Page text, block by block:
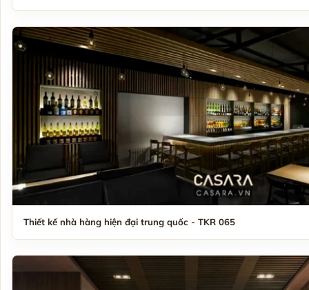
Thiết kế nhà hàng hiện đại trung quốc - TKR 065